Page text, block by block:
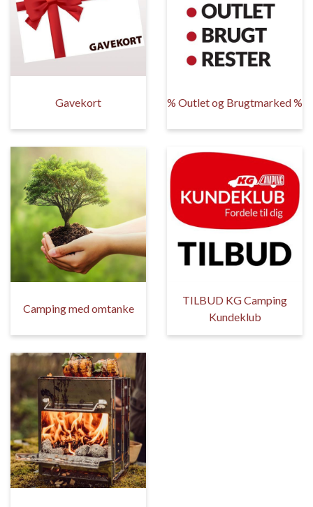
Gavekort % Outlet og Brugtmarked %
Camping med omtanke
TILBUD KG Camping
Kundeklub